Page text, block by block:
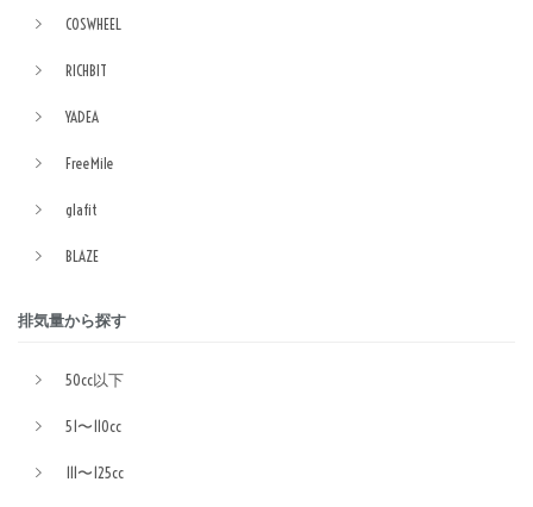
COSWHEEL
RICHBIT
YADEA
FreeMile
glafit
BLAZE
排気量から探す
50cc以下
51〜110cc
111〜125cc